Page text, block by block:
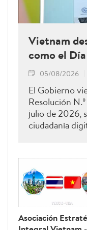
Vietnam
como el
05/08/2026
El Gobierno
Resolución
julio de 2026,
ciudadanía
de sus
documento
cada año
de Vietnam.
Asociación